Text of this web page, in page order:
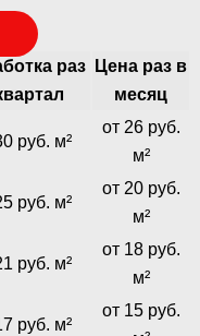
раз
Цена раз в
месяц
руб. м²
от 26 руб.
м²
руб. м²
от 20 руб.
м²
руб. м²
от 18 руб.
м²
руб. м²
от 15 руб.